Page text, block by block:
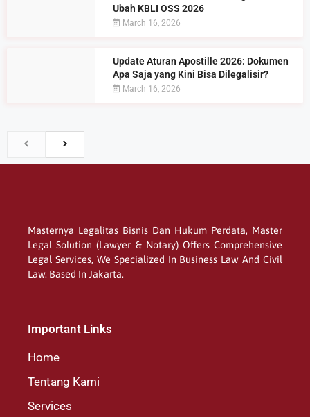
Ubah KBLI OSS 2026
March 16, 2026
Update Aturan Apostille 2026: Dokumen
Apa Saja yang Kini Bisa Dilegalisir?
March 16, 2026
Masternya Legalitas Bisnis Dan Hukum Perdata, Master
Legal Solution (Lawyer & Notary) Offers Comprehensive
Legal Services, We Specialized In Business Law And Civil
Law. Based In Jakarta.
Important Links
Home
Tentang Kami
Services